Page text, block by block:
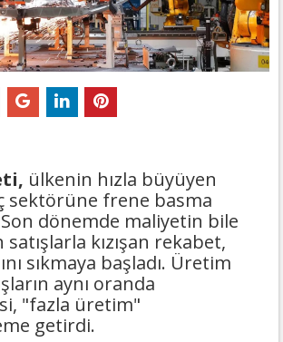
ülkenin hızla büyüyen
sektörüne frene basma
Son dönemde maliyetin bile
satışlarla kızışan rekabet,
sıkmaya başladı. Üretim
aynı oranda
"fazla üretim"
getirdi.